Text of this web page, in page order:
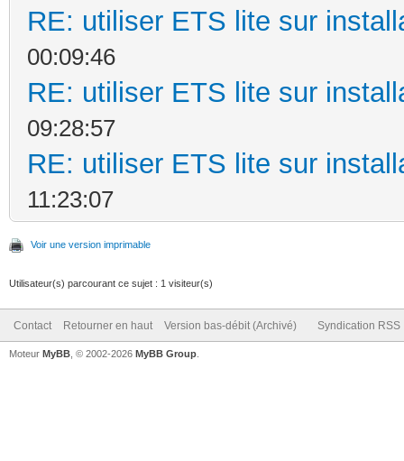
RE: utiliser ETS lite sur
00:09:46
RE: utiliser ETS lite sur
09:28:57
RE: utiliser ETS lite sur
11:23:07
Voir une version imprimable
Utilisateur(s) parcourant ce sujet : 1 visiteur(s)
Contact Retourner en haut Version bas-débit (Archivé) Syndication RSS
Moteur MyBB , © 2002-2026 MyBB Group